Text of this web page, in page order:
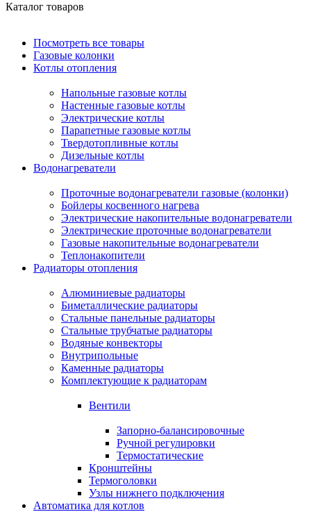
Каталог товаров
Посмотреть все товары
Газовые колонки
Котлы отопления
Напольные газовые котлы
Настенные газовые котлы
Электрические котлы
Парапетные газовые котлы
Твердотопливные котлы
Дизельные котлы
Водонагреватели
Проточные водонагреватели газовые (колонки)
Бойлеры косвенного нагрева
Электрические накопительные водонагреватели
Электрические проточные водонагреватели
Газовые накопительные водонагреватели
Теплонакопители
Радиаторы отопления
Алюминиевые радиаторы
Биметаллические радиаторы
Стальные панельные радиаторы
Стальные трубчатые радиаторы
Водяные конвекторы
Внутрипольные
Каменные радиаторы
Комплектующие к радиаторам
Вентили
Запорно-балансировочные
Ручной регулировки
Термостатические
Кронштейны
Термоголовки
Узлы нижнего подключения
Автоматика для котлов